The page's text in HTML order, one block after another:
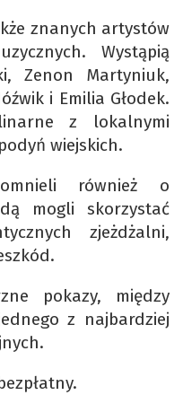
znanych artystów
Wystąpią
Zenon Martyniuk,
i Emilia Głodek.
z lokalnymi
wiejskich.
również o
mogli skorzystać
zjeżdżalni,
pokazy, między
z najbardziej